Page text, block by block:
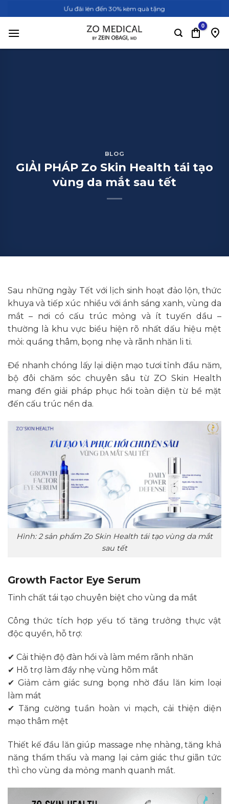
qua
nội
Ưu đãi lên đến 30% kèm quà tặng
BLOG
GIẢI PHÁP Zo Skin Health tái tạo
vùng da mắt sau tết
Sau những ngày Tết với lịch sinh hoạt đảo lộn, thức
khuya và tiếp xúc nhiều với ánh sáng xanh, vùng da
mắt – nơi có cấu trúc mỏng và ít tuyến dầu –
thường là khu vực biểu hiện rõ nhất dấu hiệu mệt
mỏi: quầng thâm, bọng nhẹ và rãnh nhăn li ti.
Để nhanh chóng lấy lại diện mạo tươi tỉnh đầu năm,
bộ đôi chăm sóc chuyên sâu từ ZO Skin Health
mang đến giải pháp phục hồi toàn diện từ bề mặt
đến cấu trúc nền da.
Hình: 2 sản phẩm Zo Skin Health tái tạo vùng da mắt
sau tết
Growth Factor Eye Serum
Tinh chất tái tạo chuyên biệt cho vùng da mắt
Công thức tích hợp yếu tố tăng trưởng thực vật
độc quyền, hỗ trợ:
✔ Cải thiện độ đàn hồi và làm mềm rãnh nhăn
✔ Hỗ trợ làm đầy nhẹ vùng hõm mắt
✔ Giảm cảm giác sưng bọng nhờ đầu lăn kim loại
làm mát
✔ Tăng cường tuần hoàn vi mạch, cải thiện diện
mạo thâm mệt
Thiết kế đầu lăn giúp massage nhẹ nhàng, tăng khả
năng thẩm thấu và mang lại cảm giác thư giãn tức
thì cho vùng da mỏng manh quanh mắt.